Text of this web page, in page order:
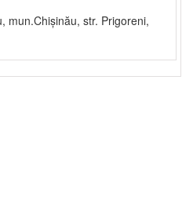
mun.Chişinău, str. Prigoreni,